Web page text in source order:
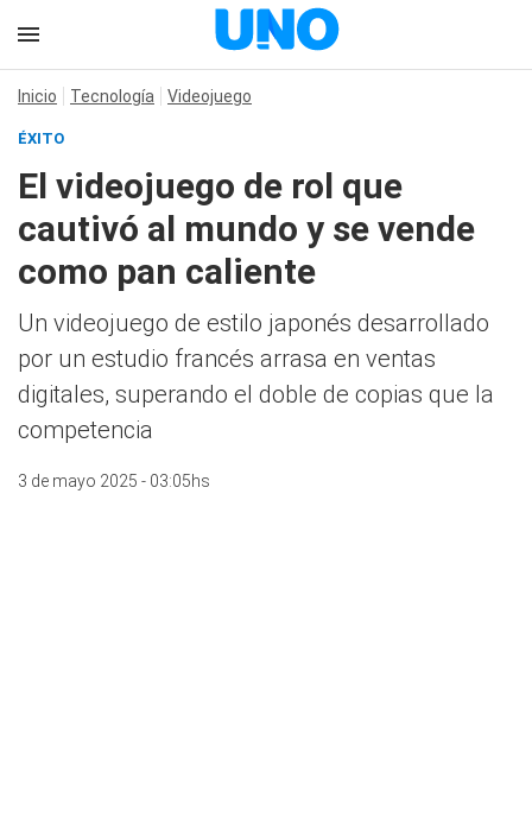
Inicio Tecnología Videojuego
ÉXITO
El videojuego de rol que
cautivó al mundo y se vende
como pan caliente
Un videojuego de estilo japonés desarrollado
por un estudio francés arrasa en ventas
digitales, superando el doble de copias que la
competencia
3 de mayo 2025 - 03:05hs